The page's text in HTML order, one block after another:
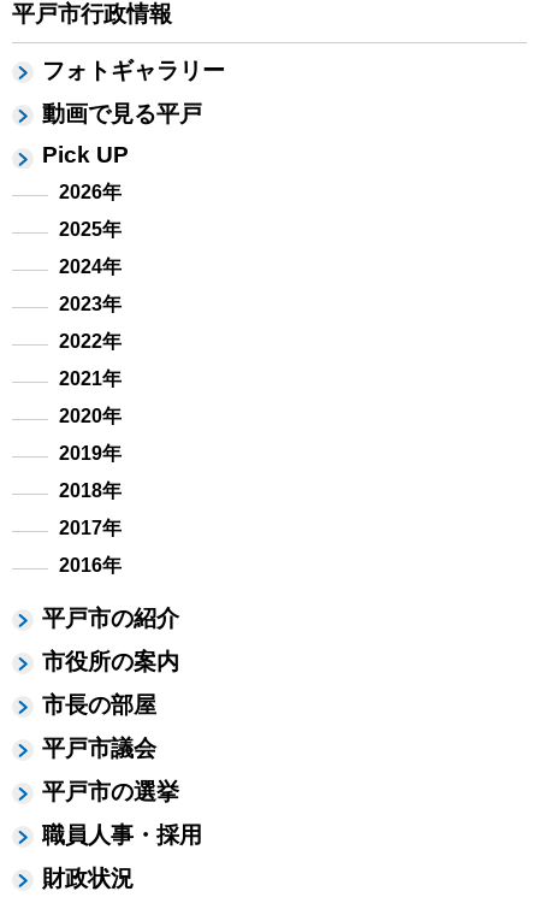
平戸市行政情報
フォトギャラリー
動画で見る平戸
Pick UP
2026年
2025年
2024年
2023年
2022年
2021年
2020年
2019年
2018年
2017年
2016年
平戸市の紹介
市役所の案内
市長の部屋
平戸市議会
平戸市の選挙
職員人事・採用
財政状況